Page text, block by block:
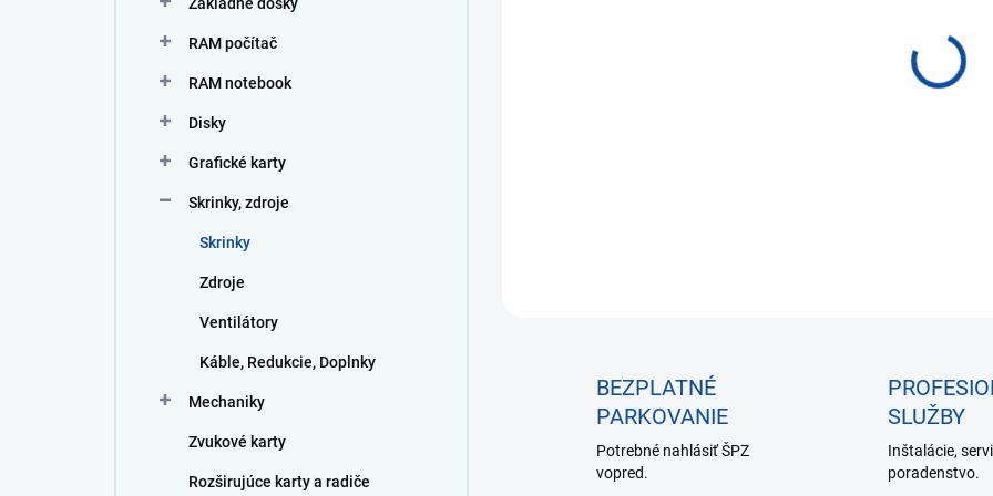
RAM počítač
RAM notebook
Disky
Grafické karty
Skrinky, zdroje
Skrinky
Zdroje
Ventilátory
Káble, Redukcie, Doplnky
Mechaniky
Zvukové karty
Rozširujúce karty a radiče
cena:
NA
BEZPLATNÉ
PARKOVANIE
Potrebné nahlásiť ŠPZ
vopred.
SLUŽBY
Inštalácie,
poradenstvo.